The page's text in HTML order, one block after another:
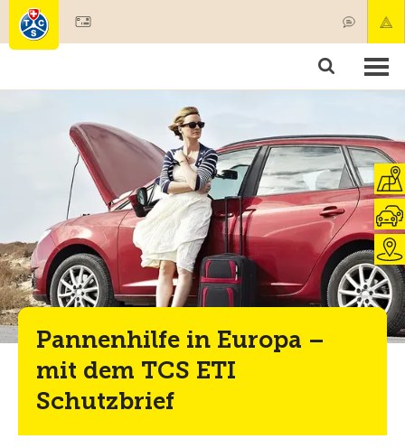
Mitgliedschaft & Leistungen
Test, Sicherheit & Gesundheit
Pannenhilfe in Europa –
mit dem TCS ETI
Schutzbrief